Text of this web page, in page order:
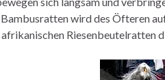
Bambusratten wird des Öfteren
Riesenbeutelratten